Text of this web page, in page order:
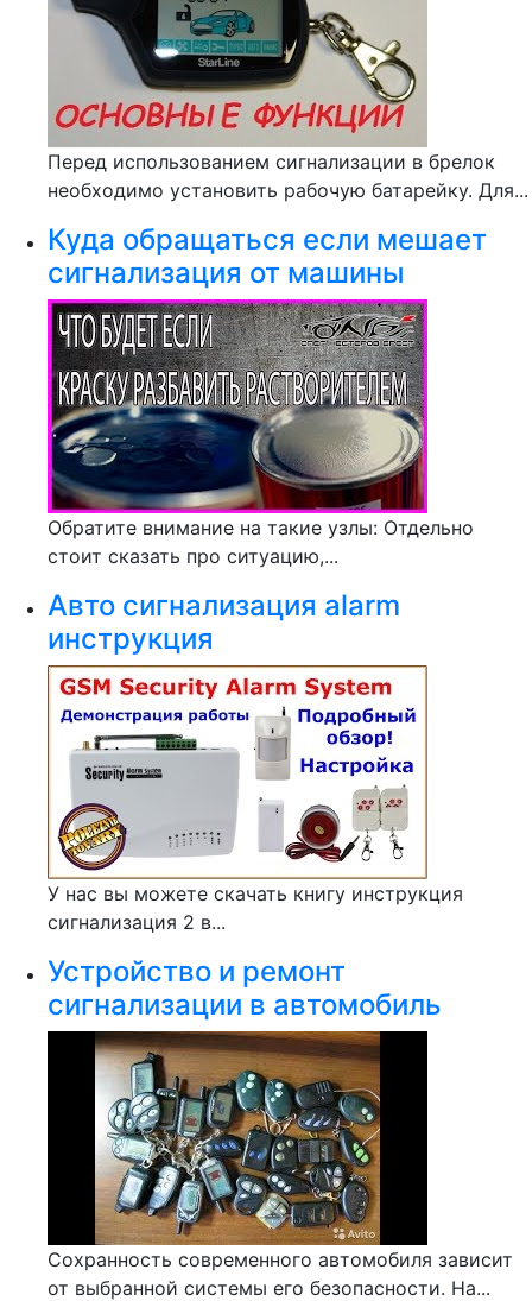
Перед использованием сигнализации в брелок
необходимо установить рабочую батарейку. Для...
Куда обращаться если мешает
сигнализация от машины
Обратите внимание на такие узлы: Отдельно
стоит сказать про ситуацию,...
Авто сигнализация alarm
инструкция
У нас вы можете скачать книгу инструкция
сигнализация 2 в...
Устройство и ремонт
сигнализации в автомобиль
Сохранность современного автомобиля зависит
от выбранной системы его безопасности. На...